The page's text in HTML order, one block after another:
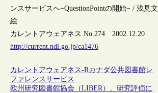
ンスサービスへ−QuestionPointの開始− / 浅見文
絵
カレントアウェアネス No.274 2002.12.20
http://current.ndl.go.jp/ca1476
カレントアウェアネス-Rカナダ公共図書館レ
ファレンスサービス
欧州研究図書館協会（LIBER）、研究評価に